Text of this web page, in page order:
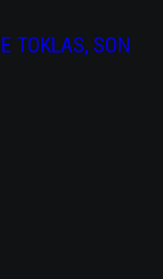
TOKLAS, SON
Thierry